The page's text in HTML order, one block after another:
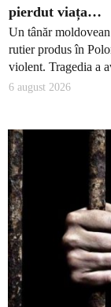
pierdut viața…
Un tânăr
rutier produs în
violent. Tragedia a
6 august 2026